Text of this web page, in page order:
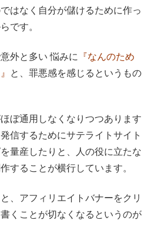
はなく自分が儲けるために作っ
です。
外と多い 悩みに
『なんのため
と、罪悪感を感じるというもの
ぼ通用しなくなりつつあります
信するためにサテライトサイト
量産したりと、人の役に立たな
することが横行しています。
、アフィリエイトバナーをクリ
くことが切なくなるというのが